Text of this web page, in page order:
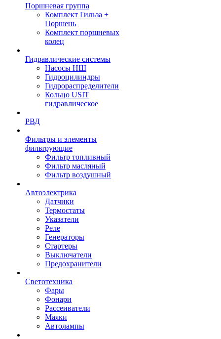
Поршневая группа
Комплект Гильза +
Поршень
Комплект поршневых
колец
Гидравлические системы
Насосы НШ
Гидроцилиндры
Гидрораспределители
Кольцо USIT
гидравлическое
РВД
Фильтры и элементы
фильтрующие
Фильтр топливный
Фильтр масляный
Фильтр воздушный
Автоэлектрика
Датчики
Термостаты
Указатели
Реле
Генераторы
Стартеры
Выключатели
Предохранители
Светотехника
Фары
Фонари
Рассеиватели
Маяки
Автолампы